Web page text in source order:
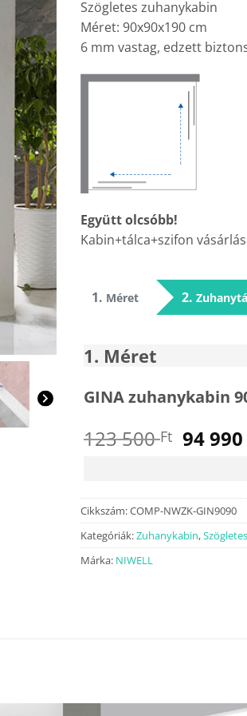
Szögletes zuhanykabin
Méret: 90x90x190 cm
6 mm vastag, edzett
Együtt olcsóbb!
Kabin+tálca+szifon
1 Méret 2
1 Méret
GINA zuhanykabin
123 500Ft
123
500 Ft.
94 990
Cikkszám:COMP-NWZK-GIN9090
Kategóriák:Zuhanykabin,
Márka: NIWELL